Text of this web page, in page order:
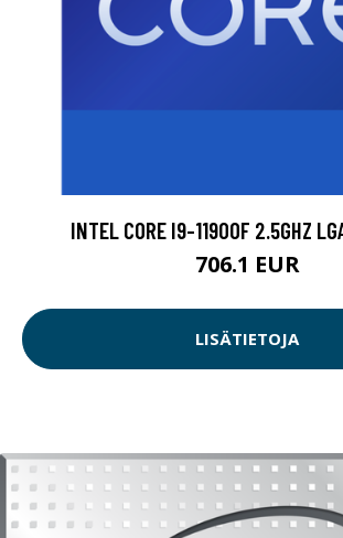
INTEL CORE I9-11900F 2.5GHZ
706.1 EUR
LISÄTIETOJA